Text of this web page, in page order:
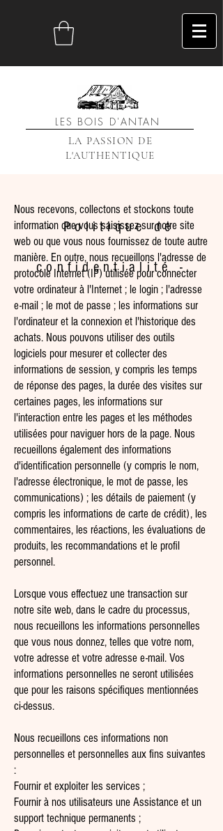
LES BOIS D'ANTAN
LA PASSION DE
L'AUTHENTIQUE
- Politique de
confidentialité -
Nous recevons, collectons et stockons toute
information que vous saisissez sur notre site
web ou que vous nous fournissez de toute autre
manière. En outre, nous recueillons l'adresse de
protocole Internet (IP) utilisée pour connecter
votre ordinateur à l'Internet ; le login ; l'adresse
e-mail ; le mot de passe ; les informations sur
l'ordinateur et la connexion et l'historique des
achats. Nous pouvons utiliser des outils
logiciels pour mesurer et collecter des
informations de session, y compris les temps
de réponse des pages, la durée des visites sur
certaines pages, les informations sur
l'interaction entre les pages et les méthodes
utilisées pour naviguer hors de la page. Nous
recueillons également des informations
d'identification personnelle (y compris le nom,
l'adresse électronique, le mot de passe, les
communications) ; les détails de paiement (y
compris les informations de carte de crédit), les
commentaires, les réactions, les évaluations de
produits, les recommandations et le profil
personnel.
Lorsque vous effectuez une transaction sur
notre site web, dans le cadre du processus,
nous recueillons les informations personnelles
que vous nous donnez, telles que votre nom,
votre adresse et votre adresse e-mail. Vos
informations personnelles ne seront utilisées
que pour les raisons spécifiques mentionnées
ci-dessus.
Nous recueillons ces informations non
personnelles et personnelles aux fins suivantes
:
Fournir et exploiter les services ;
Fournir à nos utilisateurs une Assistance et un
support technique permanents ;